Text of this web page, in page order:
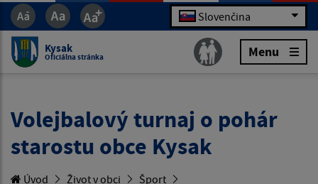
Slovenčina
Kysak
Oficiálna stránka Menu
Volejbalový turnaj o pohár
starostu obce Kysak
Úvod Život v obci
Šport